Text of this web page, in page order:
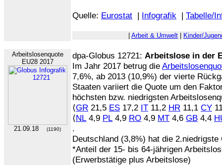
Quelle: Eurostat | Infografik | Tabelle/
Arbeit & Umwelt Kinder/
Arbeitslosenquote
EU28 2017
21.09.18 (1190)
dpa-Globus 12721: Arbeitslose in der
Im Jahr 2017 betrug die
7,6%, ab 2013 (10,9%) der vierte
Staaten variiert die Quote um den
höchsten bzw. niedrigsten
⟨GR 21,5 ES 17,2 IT 11,2 HR 11,1 CY
⟨NL 4,9 PL 4,9 RO 4,9 MT 4,6 GB 4,4
.
Deutschland (3,8%) hat die 2.niedrigste
*Anteil der 15- bis 64-jährigen
(Erwerbstätige plus Arbeitslose)